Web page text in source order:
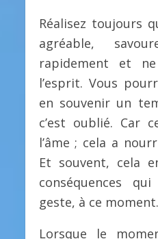
Réalisez toujours
agréable,
rapidement et
l’esprit. Vous
en souvenir un
c’est oublié. Car
l’âme ; cela a
Et souvent, cela
conséquences
geste, à ce moment.
Lorsque le